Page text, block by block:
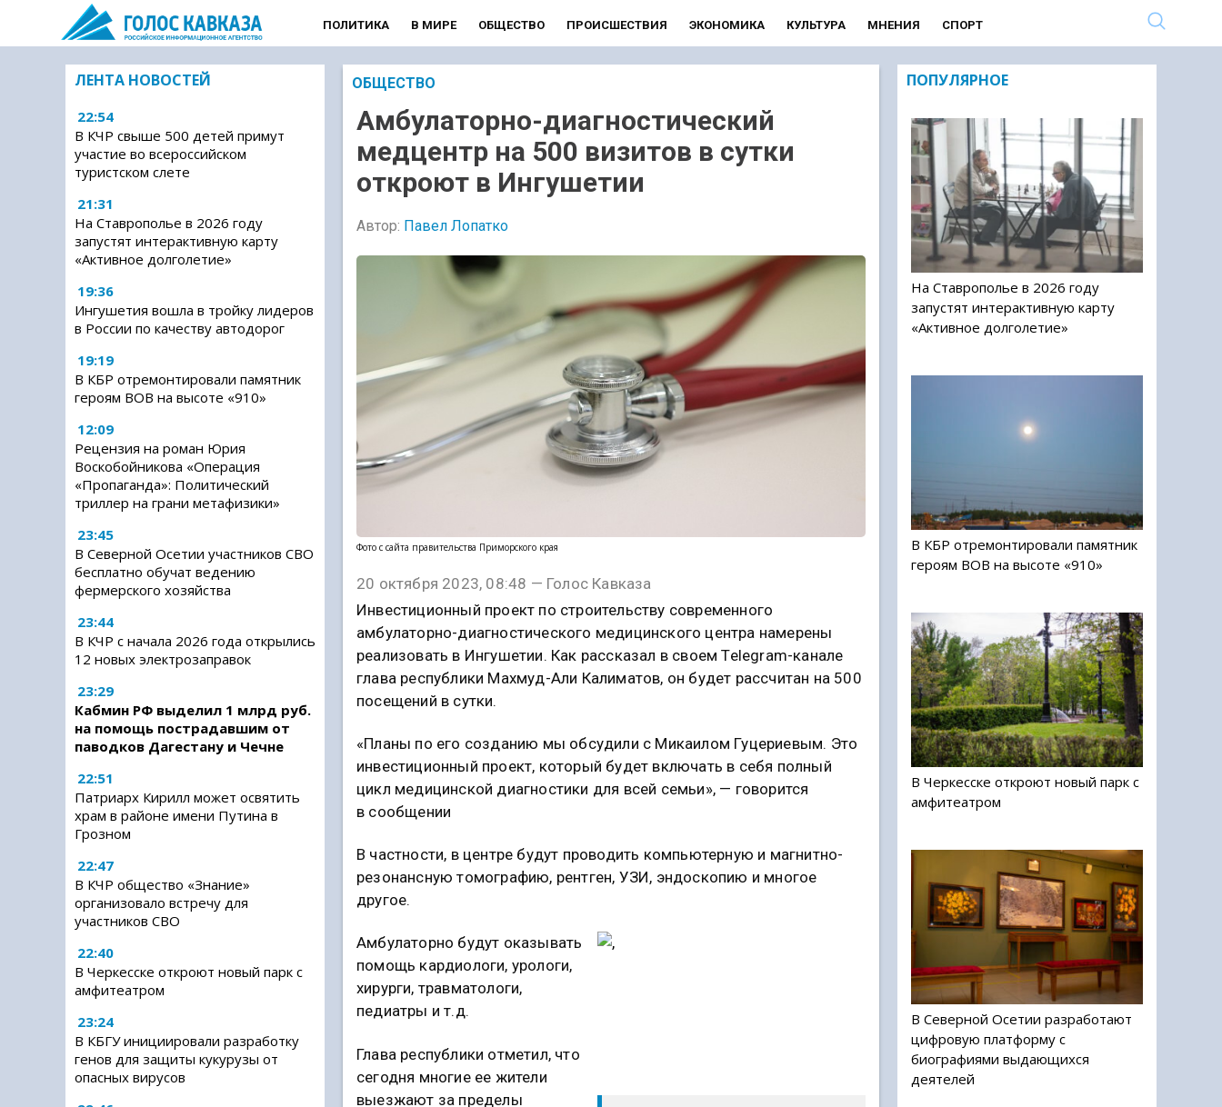
ПОЛИТИКА В МИРЕ ОБЩЕСТВО ПРОИСШЕСТВИЯ ЭКОНОМИКА КУЛЬТУРА МНЕНИЯ СПОРТ
ЛЕНТА НОВОСТЕЙ
22:54
В КЧР свыше 500 детей примут
участие во всероссийском
туристском слете
21:31
На Ставрополье в 2026 году
запустят интерактивную карту
«Активное долголетие»
19:36
Ингушетия вошла в тройку лидеров
в России по качеству автодорог
19:19
В КБР отремонтировали памятник
героям ВОВ на высоте «910»
12:09
Рецензия на роман Юрия
Воскобойникова «Операция
«Пропаганда»: Политический
триллер на грани метафизики»
23:45
В Северной Осетии участников СВО
бесплатно обучат ведению
фермерского хозяйства
23:44
В КЧР с начала 2026 года открылись
12 новых электрозаправок
23:29
Кабмин РФ выделил 1 млрд руб.
на помощь пострадавшим от
паводков Дагестану и Чечне
22:51
Патриарх Кирилл может освятить
храм в районе имени Путина в
Грозном
22:47
В КЧР общество «Знание»
организовало встречу для
участников СВО
22:40
В Черкесске откроют новый парк с
амфитеатром
23:24
В КБГУ инициировали разработку
генов для защиты кукурузы от
опасных вирусов
ОБЩЕСТВО
Амбулаторно-диагностический
медцентр на 500 визитов в сутки
откроют в Ингушетии
Автор: Павел Лопатко
Фото с сайта правительства Приморского края
20 октября 2023, 08:48 — Голос Кавказа
Инвестиционный проект по строительству современного
амбулаторно-диагностического медицинского центра намерены
реализовать в Ингушетии. Как рассказал в своем Telegram-канале
глава республики Махмуд-Али Калиматов, он будет рассчитан на 500
посещений в сутки.
«Планы по его созданию мы обсудили с Микаилом Гуцериевым. Это
инвестиционный проект, который будет включать в себя полный
цикл медицинской диагностики для всей семьи», — говорится
в сообщении
В частности, в центре будут проводить компьютерную и магнитно-
резонансную томографию, рентген, УЗИ, эндоскопию и многое
другое.
Амбулаторно будут оказывать
помощь кардиологи, урологи,
хирурги, травматологи,
педиатры и т.д.
Глава республики отметил, что
сегодня многие ее жители
выезжают за пределы
ПОПУЛЯРНОЕ
На Ставрополье в 2026 году
запустят интерактивную карту
«Активное долголетие»
В КБР отремонтировали памятник
героям ВОВ на высоте «910»
В Черкесске откроют новый парк с
амфитеатром
В Северной Осетии разработают
цифровую платформу с
биографиями выдающихся
деятелей